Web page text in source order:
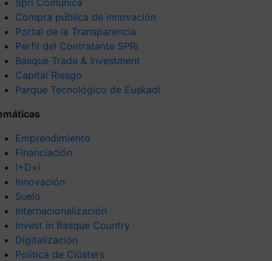
Compra pública de innovación
Portal de la Transparencia
Perfil del Contratante SPRI
Basque Trade & Investment
Capital Riesgo
Parque Tecnológico de Euskadi
Emprendimiento
Financiación
I+D+i
Innovación
Suelo
Internacionalización
Invest in Basque Country
Digitalización
Política de Clústers